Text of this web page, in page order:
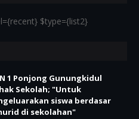
$type={list2}
1 Ponjong Gunungkidul
Sekolah; "Untuk
siswa berdasar
di sekolahan"